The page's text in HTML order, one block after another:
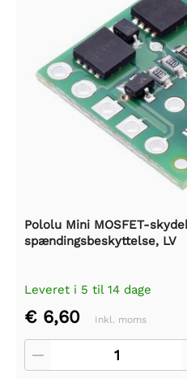
Pololu Mini MOSFET-
spændingsbeskyttelse, LV
Leveret i 5 til 14 dage
€ 6,60 Inkl. moms